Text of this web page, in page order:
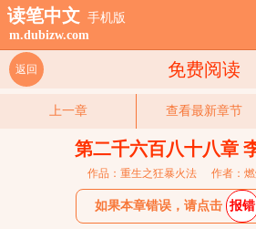
读笔中文 手机版
m.dubizw.com
免费阅读
返回
上一章 查看最新章节
第二千六百八十八章
作品：重生之狂暴火法 作者：
如果本章错误，请点击 报错